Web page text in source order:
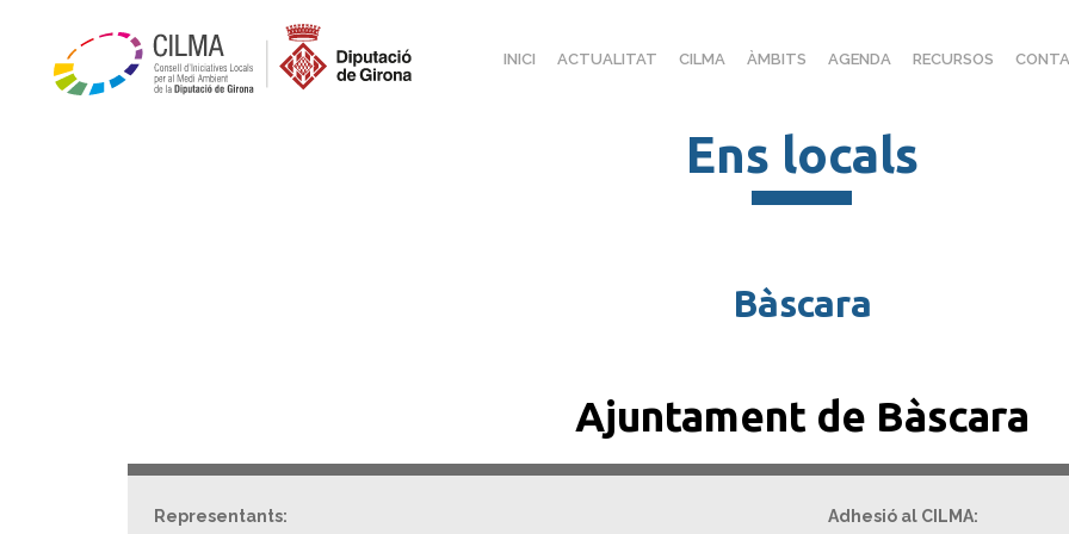
INICI ACTUALITAT CILMA ÀMBITS AGENDA RECURSOS
Ens locals
Bàscara
Ajuntament de Bàscara
Representants: Adhesió al CILMA: